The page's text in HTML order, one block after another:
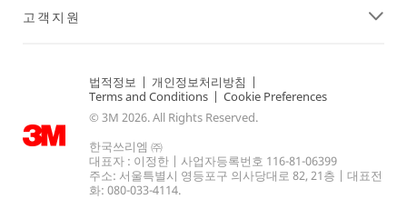
고객지원
법적정보 | 개인정보처리방침 |
Terms and Conditions | Cookie Preferences
© 3M 2026. All Rights Reserved.
한국쓰리엠 ㈜
대표자 : 이정한 | 사업자등록번호 116-81-06399
주소: 서울특별시 영등포구 의사당대로 82, 21층 | 대표전
화: 080-033-4114.